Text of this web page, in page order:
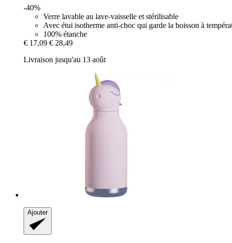
-40%
Verre lavable au lave-vaisselle et stérilisable
Avec étui isotherme anti-choc qui garde la boisson à
100% étanche
€ 17,09 € 28,49
Livraison jusqu'au 13 août
Ajouter